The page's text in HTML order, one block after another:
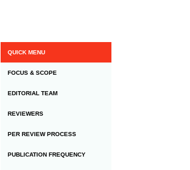
QUICK MENU
FOCUS & SCOPE
EDITORIAL TEAM
REVIEWERS
PER REVIEW PROCESS
PUBLICATION FREQUENCY